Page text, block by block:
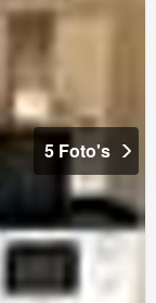
5 Foto's